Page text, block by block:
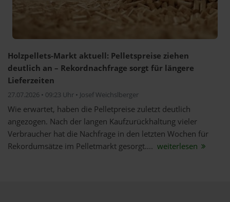
Holzpellets-Markt aktuell: Pelletspreise ziehen
deutlich an – Rekordnachfrage sorgt für längere
Lieferzeiten
27.07.2026 • 09:23 Uhr • Josef Weichslberger
Wie erwartet, haben die Pelletpreise zuletzt deutlich
angezogen. Nach der langen Kaufzurückhaltung vieler
Verbraucher hat die Nachfrage in den letzten Wochen für
Rekordumsätze im Pelletmarkt gesorgt.... weiterlesen